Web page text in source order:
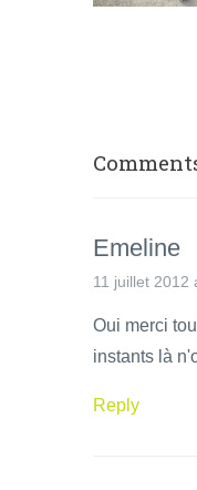
Emeline
11 juillet 2012
Oui merci
instants là
Reply